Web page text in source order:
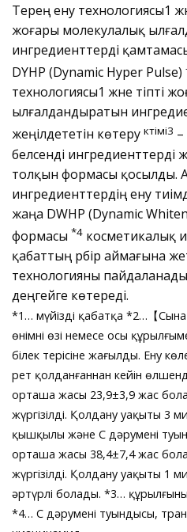
Терең ену технологиясы1
жоғары молекулалық
ингредиенттерді
DYHP (Dynamic Hyper Pulse)
технологиясы1 және тіпті
ылғалдандыратын
жеңілдететін көтеру күтімі3
белсенді ингредиенттерді
толқын формасы қосылды.
ингредиенттердің ену
жаңа DWHP (Dynamic
формасы *4 косметикалық
қабаттың әрбір аймағына
технологияны
деңгейге көтереді.
*1… мүйізді қабатқа *2…【
өнімнің өзі немесе осы
білек терісіне жағылды. Ену
рет қолданғаннан кейін
орташа жасы 23,9±3,9 жас
жүргізілді. Қолдану уақыты 3
қышқылы және С дәрумені
орташа жасы 38,4±7,4 жас
жүргізілді. Қолдану уақыты 1
әртүрлі болады. *3…
*4… С дәрумені туындысы,